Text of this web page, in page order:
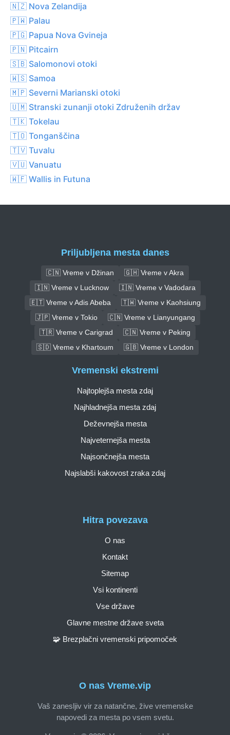
🇳🇿 Nova Zelandija
🇵🇼 Palau
🇵🇬 Papua Nova Gvineja
🇵🇳 Pitcairn
🇸🇧 Salomonovi otoki
🇼🇸 Samoa
🇲🇵 Severni Marianski otoki
🇺🇲 Stranski zunanji otoki Združenih držav
🇹🇰 Tokelau
🇹🇴 Tonganščina
🇹🇻 Tuvalu
🇻🇺 Vanuatu
🇼🇫 Wallis in Futuna
Priljubljena mesta danes
🇨🇳 Vreme v Džinan
🇬🇭 Vreme v Akra
🇮🇳 Vreme v Lucknow
🇮🇳 Vreme v Vadodara
🇪🇹 Vreme v Adis Abeba
🇹🇼 Vreme v Kaohsiung
🇯🇵 Vreme v Tokio
🇨🇳 Vreme v Lianyungang
🇹🇷 Vreme v Carigrad
🇨🇳 Vreme v Peking
🇸🇩 Vreme v Khartoum
🇬🇧 Vreme v London
O nas Vreme.vip
Vaš zanesljiv vir za natančne, žive vremenske
napovedi za mesta po vsem svetu.
Hitra povezava
O nas
Kontakt
Sitemap
Vsi kontinenti
Vse države
Glavne mestne države sveta
🧩 Brezplačni vremenski pripomoček
Vremenski ekstremi
Najtoplejša mesta zdaj
Najhladnejša mesta zdaj
Deževnejša mesta
Najveternejša mesta
Najsončnejša mesta
Najslabši kakovost zraka zdaj